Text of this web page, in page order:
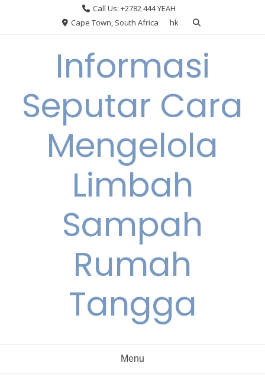
Call Us: +2782 444 YEAH
Cape Town, South Africa
hk
Informasi
Seputar Cara
Mengelola
Limbah
Sampah
Rumah
Tangga
Menu